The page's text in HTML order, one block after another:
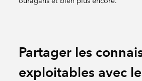
Partager les
exploitables avec